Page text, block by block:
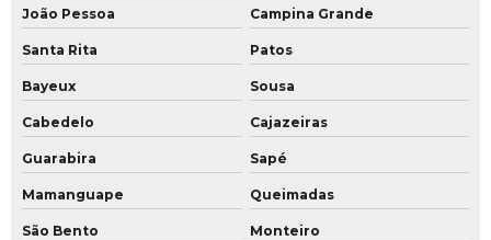
João Pessoa
Campina Grande
Santa Rita Patos
Bayeux Sousa
Cabedelo Cajazeiras
Guarabira Sapé
Mamanguape Queimadas
São Bento Monteiro